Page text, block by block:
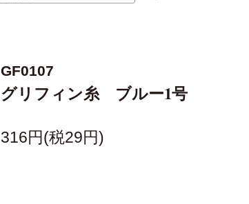
GF0107
グリフィン糸 ブルー1号
316円(税29円)